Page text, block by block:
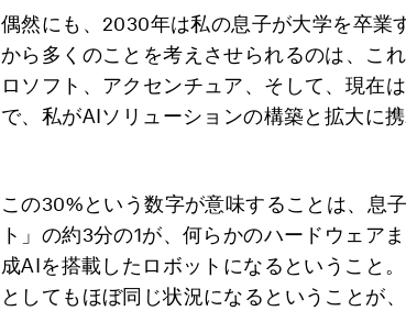
偶然にも、2030年は私の息子が大学を卒業
から多くのことを考えさせられるのは、こ
ロソフト、アクセンチュア、そして、現在
で、私がAIソリューションの構築と拡大に
この30%という数字が意味することは、息
ト」の約3分の1が、何らかのハードウェア
成AIを搭載したロボットになるということ
としてもほぼ同じ状況になるということが、